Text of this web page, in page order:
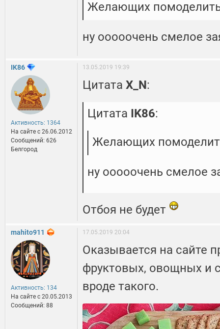
Желающих помоделить
ну ооооочень смелое
IK86
Активность: 1364
На сайте c 26.06.2012
Сообщений: 626
Белгород
13.05.2019 19:39
Цитата X_N:
Цитата IK86:
Желающих
ну ооооочень смелое
Отбоя не будет
mahito911
Активность: 134
На сайте c 20.05.2013
Сообщений: 88
17.05.2019 20:04
Оказывается на сайте
фруктовых, овощных и
вроде такого.